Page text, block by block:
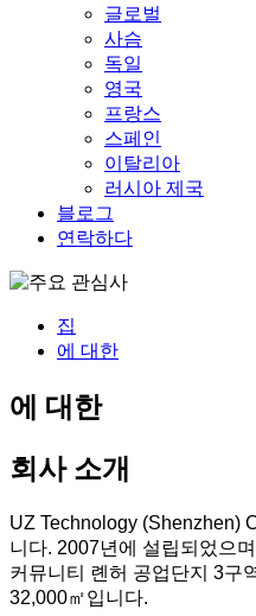
글로벌
사슴
독일
영국
프랑스
스페인
이탈리아
러시아 제국
블로그
연락하다
집
에 대한
에 대한
회사 소개
UZ Technology (Shenzhen)
니다. 2007년에 설립되었으
커뮤니티 롄허 공업단지 3구
32,000㎡입니다.